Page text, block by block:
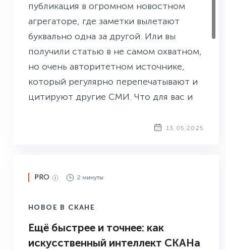
публикация в огромном новостном
агрегаторе, где заметки вылетают
буквально одна за другой. Или вы
получили статью в не самом охватном,
но очень авторитетном источнике,
который регулярно перепечатывают и
цитируют другие СМИ. Что для вас и
И как рассчитать вес упоминаний
Интерфакс есть специальный индекс
и отражает качество
13.05.2025
PRO 2 минуты
НОВОЕ В СКАНЕ
Ещё быстрее и точнее: как
искусственный интеллект СКАНа